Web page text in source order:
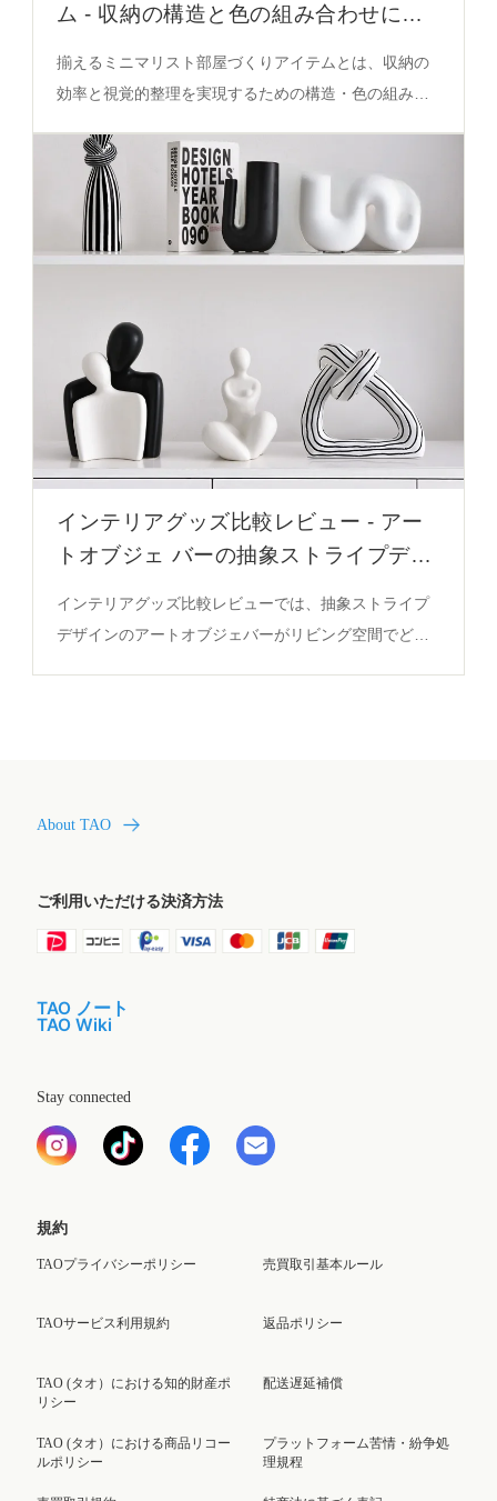
ム - 収納の構造と色の組み合わせによ
揃えるミニマリスト部屋づくりアイテムとは、収納の
効率と視覚的整理を実現するための構造・色の組み合
ラー、取っ手付きの特性が収納の分類とアクセスを支
える。
インテリアグッズ比較レビュー - アー
トオブジェ バーの抽象ストライプデザ
インテリアグッズ比較レビューでは、抽象ストライプ
デザインのアートオブジェバーがリビング空間でどの
About TAO
ご利用いただける決済方法
TAO ノート
TAO Wiki
Stay connected
規約
TAOプライバシーポリシー
TAOサービス利用規約
TAO (タオ）における知的財産ポ
リシー
TAO (タオ）における商品リコー
ルポリシー
売買取引基本ルール
返品ポリシー
配送遅延補償
プラットフォーム苦情・紛争処
理規程